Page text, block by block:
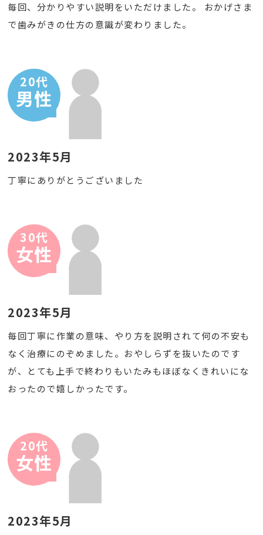
毎回、分かりやすい説明をいただけました。 おかげさま
で歯みがきの仕方の意識が変わりました。
20代
男性
2023年5月
丁寧にありがとうございました
30代
女性
2023年5月
毎回丁寧に作業の意味、やり方を説明されて何の不安も
なく治療にのぞめました。おやしらずを抜いたのです
が、とても上手で終わりもいたみもほぼなくきれいにな
おったので嬉しかったです。
20代
女性
2023年5月